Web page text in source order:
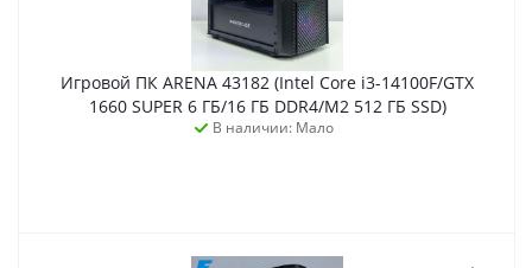
Игровой ПК ARENA 43182 (Intel Core i3-14100F/GTX
1660 SUPER 6 ГБ/16 ГБ DDR4/M2 512 ГБ SSD)
В наличии: Мало